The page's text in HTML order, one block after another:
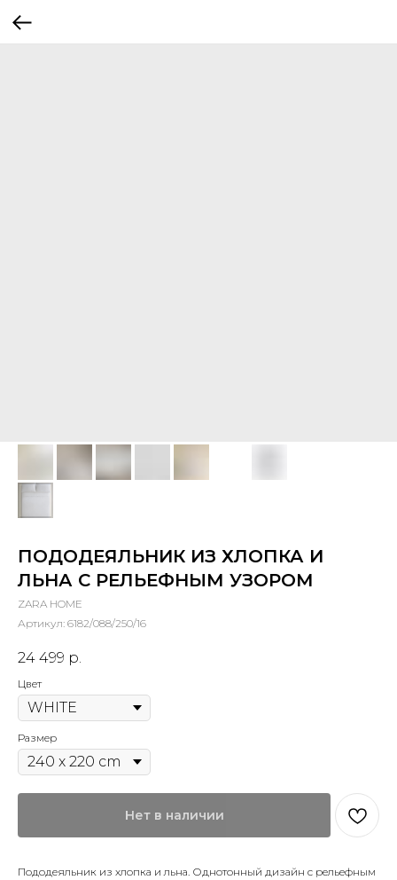
ПОДОДЕЯЛЬНИК ИЗ ХЛОПКА И
ЛЬНА С РЕЛЬЕФНЫМ УЗОРОМ
ZARA HOME
Артикул: 6182/088/250/16
24 499 р.
Цвет
Размер
Нет в наличии
Пододеяльник из хлопка и льна. Однотонный дизайн с рельефным